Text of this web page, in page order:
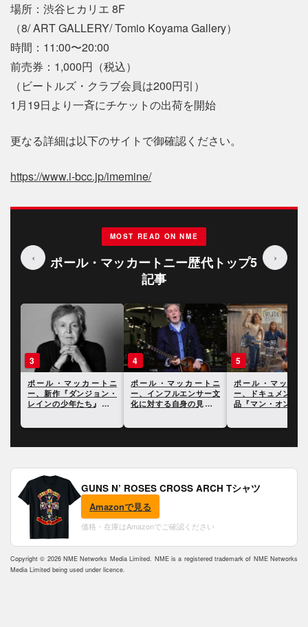
場所：渋谷ヒカリエ 8F
（8/ ART GALLERY/ Tomio Koyama Gallery）
時間：11:00〜20:00
前売券：1,000円（税込）
（ビートルズ・クラブ会員は200円引）
1月19日より一斉にチケットの出荷を開始
更なる詳細は以下のサイトで御確認ください。
https://www.i-bcc.jp/imemine/
‹
MOST READ ON NME
ポール・マッカートニー歴代トップ5
記事
›
3
ポール・マッカートニ
ー、新作『ダンジョン・
レインの少年たち』につ
4
ポール・マッカートニ
ー、インフルエンサー文
化に対する自身の見解を
5
ポール・マッカー
ー、ドキュメンタ
品『マン・オン・
GUNS N’ ROSES CROSS ARCH Tシャツ
Amazonで見る
価格・在庫はAmazonでご確認ください
Copyright © 2026 NME Networks Media Limited. NME is a registered trademark of NME Networks
Media Limited being used under licence.